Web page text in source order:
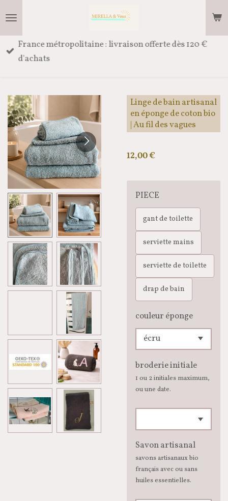
contenu
principal
France métropolitaine : livraison offerte dès 120 €
d'achats
Linge de bain artisanal
en éponge de coton bio
| Au fil des vagues
12,00 €
PIECE
gant de toilette
serviette mains
serviette de toilette
drap de bain
couleur éponge
broderie initiale
1 ou 2 initiales maximum,
ou une date.
Savon artisanal
savons artisanaux bio
français avec ou sans
huiles essentielles.